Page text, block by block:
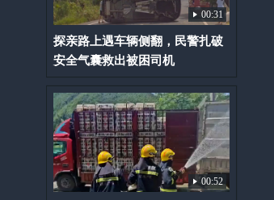
00:31
探亲路上遇车辆侧翻，民警扎破
安全气囊救出被困司机
00:52